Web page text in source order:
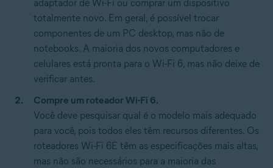
adaptador de Wi-Fi ou comprar um dispositivo
totalmente novo. Em geral, é possível trocar
componentes de um PC desktop, mas não de
notebooks. A maioria dos novos computadores e
celulares está pronta para o Wi-Fi 6, mas não deixe de
verificar antes.
Compre um roteador Wi-Fi 6.
Você deve pesquisar qual é o modelo mais adequado
para você, pois todos eles têm recursos diferentes. Os
roteadores Wi-Fi 6E têm as especificações mais altas,
mas não são necessários para a maioria das